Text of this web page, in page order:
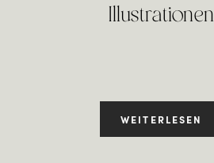
Illustrationen
WEITERLESEN